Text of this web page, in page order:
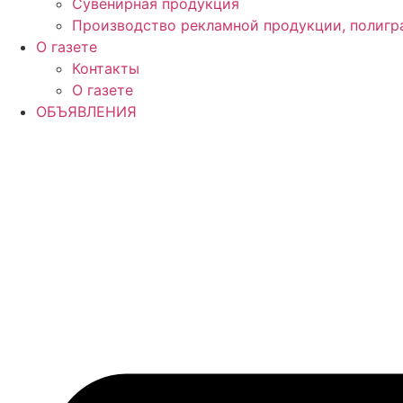
Производство рекламной продукции,
О газете
Контакты
О газете
ОБЪЯВЛЕНИЯ